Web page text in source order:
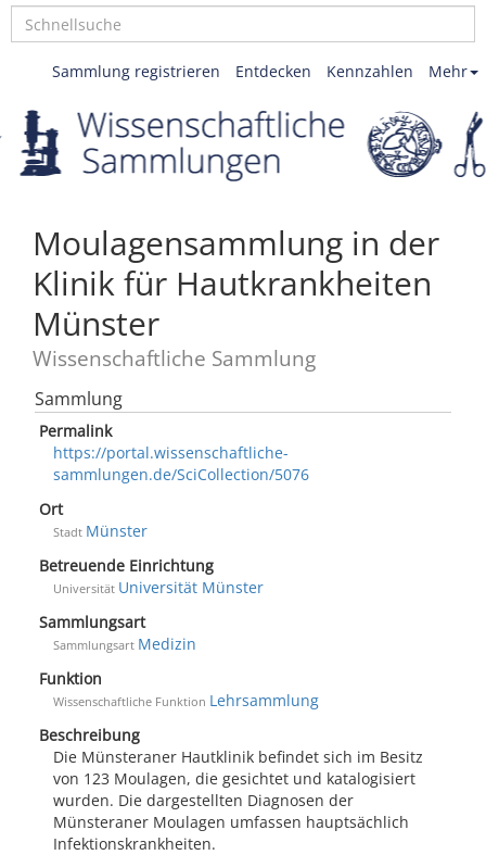
Mehr
Kennzahlen
Entdecken
Sammlung registrieren
Moulagensammlung in der
Klinik für Hautkrankheiten
Münster
Wissenschaftliche Sammlung
Sammlung
Permalink
https://portal.wissenschaftliche-
sammlungen.de/SciCollection/5076
Ort
Stadt Münster
Betreuende Einrichtung
Universität Universität Münster
Sammlungsart
Sammlungsart Medizin
Funktion
Wissenschaftliche Funktion Lehrsammlung
Beschreibung
Die Münsteraner Hautklinik befindet sich im Besitz
von 123 Moulagen, die gesichtet und katalogisiert
wurden. Die dargestellten Diagnosen der
Münsteraner Moulagen umfassen hauptsächlich
Infektionskrankheiten.